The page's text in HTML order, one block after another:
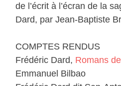
de l’écrit à l’écran de la
Dard, par Jean-Baptiste
COMPTES RENDUS
Frédéric Dard, Romans
Emmanuel Bilbao